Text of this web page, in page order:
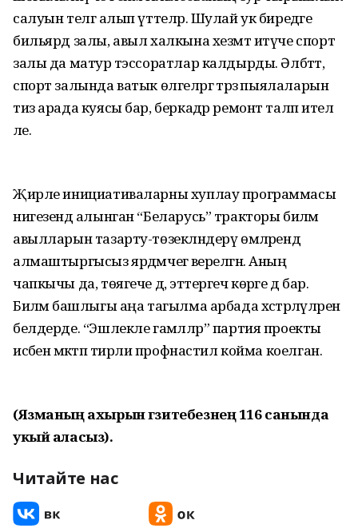
салуын телгә алып үттеләр. Шулай ук биредәге
бильярд залы, авыл халкына хезмәт итүче спорт
залы да матур тәэссоратлар калдырды. Әлбәттә,
спорт залында ватык өлгеләргә тәрәзә пыялаларын
тиз арада куясы бар, беркадәр ремонт таләп ителә
әле.
Җирле инициативаларны хуплау программасы
нигезендә алынган “Беларусь” тракторы биләмә
авылларын тазарту-төзекләндерү өмәләрендә
алмаштыргысыз ярдәмчегә әверелгән. Аның
чапкычы да, төягече дә, эттергеч көрәге дә бар.
Биләмә башлыгы аңа тагылма арбада хәстәрләүләрен
белдерде. “Эшлекле гамәлләр” партия проекты
исәбенә мәктәп тирәли профнастил койма коелган.
(Язманың ахырын гәзитебезнең 116 санында
укый аласыз).
Читайте нас